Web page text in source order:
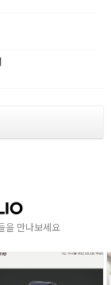
리즘 ]
을 만나보세요